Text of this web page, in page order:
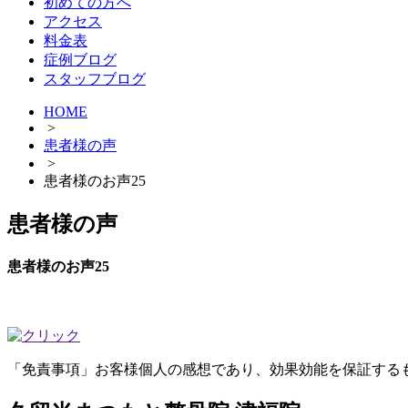
アクセス
料金表
症例ブログ
スタッフブログ
HOME
>
患者様の声
>
患者様のお声25
患者様の声
患者様のお声25
「免責事項」お客様個人の感想であり、効果効能を保証する